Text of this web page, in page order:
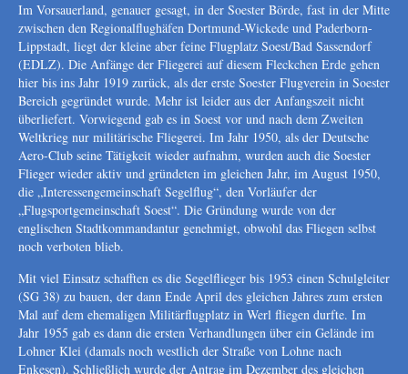
Im Vorsauerland, genauer gesagt, in der Soester Börde, fast in der Mitte
zwischen den Regionalflughäfen Dortmund-Wickede und Paderborn-
Lippstadt, liegt der kleine aber feine Flugplatz Soest/Bad Sassendorf
(EDLZ). Die Anfänge der Fliegerei auf diesem Fleckchen Erde gehen
hier bis ins Jahr 1919 zurück, als der erste Soester Flugverein in Soester
Bereich gegründet wurde. Mehr ist leider aus der Anfangszeit nicht
überliefert. Vorwiegend gab es in Soest vor und nach dem Zweiten
Weltkrieg nur militärische Fliegerei. Im Jahr 1950, als der Deutsche
Aero-Club seine Tätigkeit wieder aufnahm, wurden auch die Soester
Flieger wieder aktiv und gründeten im gleichen Jahr, im August 1950,
die „Interessengemeinschaft Segelflug“, den Vorläufer der
„Flugsportgemeinschaft Soest“. Die Gründung wurde von der
englischen Stadtkommandantur genehmigt, obwohl das Fliegen selbst
noch verboten blieb.
Mit viel Einsatz schafften es die Segelflieger bis 1953 einen Schulgleiter
(SG 38) zu bauen, der dann Ende April des gleichen Jahres zum ersten
Mal auf dem ehemaligen Militärflugplatz in Werl fliegen durfte. Im
Jahr 1955 gab es dann die ersten Verhandlungen über ein Gelände im
Lohner Klei (damals noch westlich der Straße von Lohne nach
Enkesen). Schließlich wurde der Antrag im Dezember des gleichen